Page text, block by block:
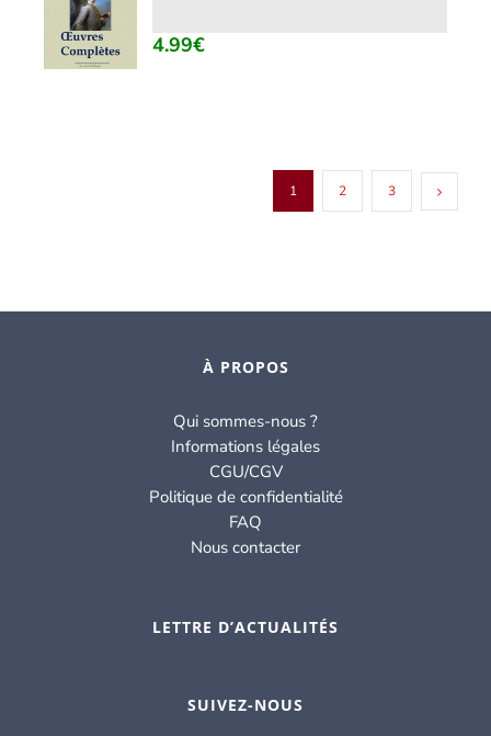
PANIER
/
DÉTAILS
4.99€
1 2 3
À PROPOS
Qui sommes-nous ?
Informations légales
CGU/CGV
Politique de confidentialité
FAQ
Nous contacter
LETTRE D’ACTUALITÉS
SUIVEZ-NOUS